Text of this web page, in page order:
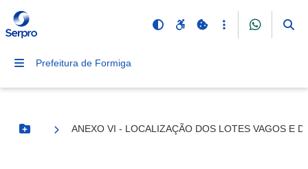
Prefeitura de Formiga
Botão Menu
ANEXO VI - LOCALIZAÇÃO DOS LOTES VAGOS E